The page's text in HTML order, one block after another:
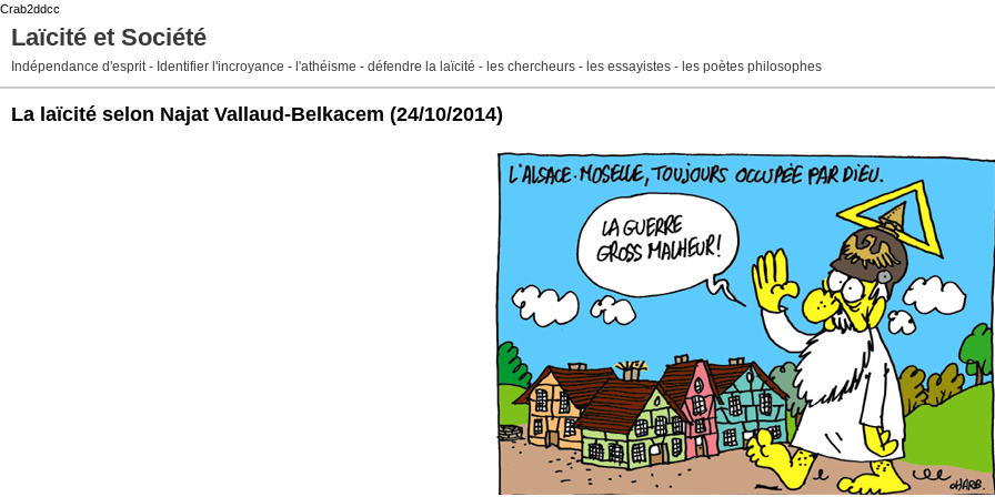
Crab2ddcc
Laïcité et Société
Indépendance d'esprit - Identifier l'incroyance - l'athéisme - défendre la laïcité - les chercheurs - les essayistes - les poètes philosophes
La laïcité selon Najat Vallaud-Belkacem (24/10/2014)